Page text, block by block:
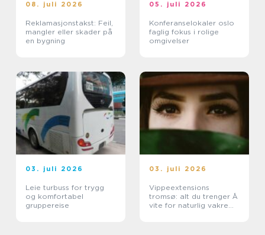
08. juli 2026
Reklamasjonstakst: Feil,
mangler eller skader på
en bygning
05. juli 2026
Konferanselokaler oslo
faglig fokus i rolige
omgivelser
03. juli 2026
Leie turbuss for trygg
og komfortabel
gruppereise
03. juli 2026
Vippeextensions
tromsø: alt du trenger Å
vite for naturlig vakre